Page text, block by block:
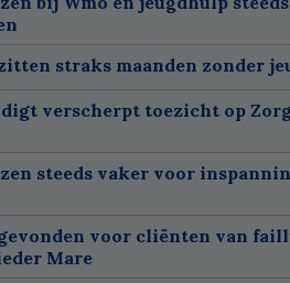
straks maanden zonder
verscherpt toezicht op
steeds vaker voor
voor cliënten van
Mare